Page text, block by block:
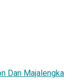
Dan Majalengka